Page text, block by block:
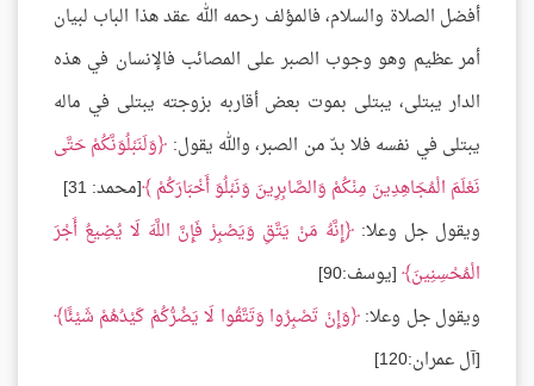
أفضل الصلاة والسلام، فالمؤلف رحمه الله عقد هذا الباب لبيان
أمر عظيم وهو وجوب الصبر على المصائب فالإنسان في هذه
الدار يبتلى، يبتلى بموت بعض أقاربه بزوجته يبتلى في ماله
يبتلى في نفسه فلا بدّ من الصبر، والله يقول: وَلَنَبْلُوَنَّكُمْ حَتَّى
نَعْلَمَ الْمُجَاهِدِينَ مِنْكُمْ وَالصَّابِرِينَ وَنَبْلُوَ أَخْبَارَكُمْ [محمد: 31]
ويقول جل وعلا: إِنَّهُ مَنْ يَتَّقِ وَيَصْبِرْ فَإِنَّ اللَّهَ لَا يُضِيعُ أَجْرَ
الْمُحْسِنِينَ [يوسف:90]
ويقول جل وعلا: وَإِنْ تَصْبِرُوا وَتَتَّقُوا لَا يَضُرُّكُمْ كَيْدُهُمْ شَيْئًا
[آل عمران:120]